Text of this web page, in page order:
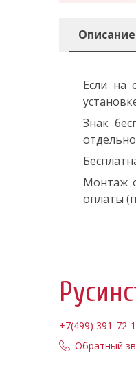
Описание
Если на
Знак
Монтаж
оплаты
+7(499) 391-72-
Обратный